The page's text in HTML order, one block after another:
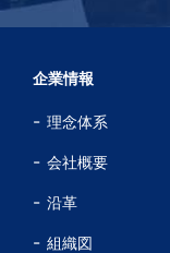
企業情報
理念体系
会社概要
沿革
組織図